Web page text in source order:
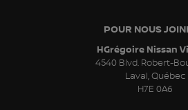
POUR NOUS
HGrégoire Nissan
4540 Blvd. Robert-
Laval,Québec
H7E 0A6